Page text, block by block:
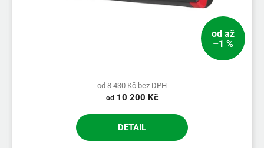
od až
–1 %
od 8 430 Kč bez DPH
od 10 200 Kč
DETAIL